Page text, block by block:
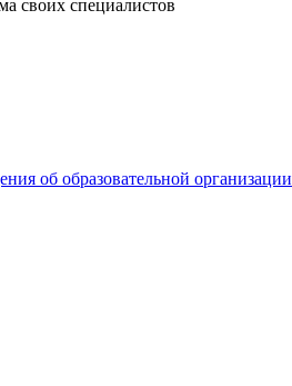
своих специалистов
об образовательной организации